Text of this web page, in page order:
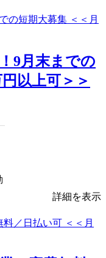
9月末までの
以上可＞＞
詳細を表示